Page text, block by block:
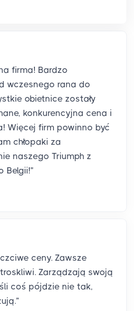
firma! Bardzo
wczesnego rana do
obietnice zostały
konkurencyjna cena i
Więcej firm powinno być
chłopaki za
naszego Triumph z
Belgii!”
ceny. Zawsze
Zarządzają swoją
coś pójdzie nie tak,
”